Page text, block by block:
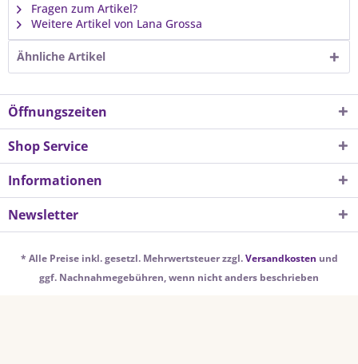
Fragen zum Artikel?
Weitere Artikel von Lana Grossa
Ähnliche Artikel
Öffnungszeiten
Shop Service
Informationen
Newsletter
* Alle Preise inkl. gesetzl. Mehrwertsteuer zzgl.Versandkosten und
ggf. Nachnahmegebühren, wenn nicht anders beschrieben